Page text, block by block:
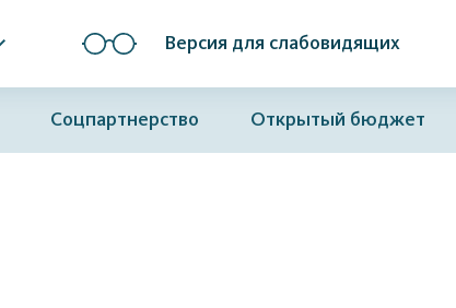
Версия для слабовидящих
Соцпартнерство Открытый бюджет